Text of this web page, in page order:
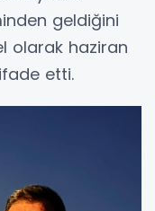
geldiğini
olarak haziran
etti.